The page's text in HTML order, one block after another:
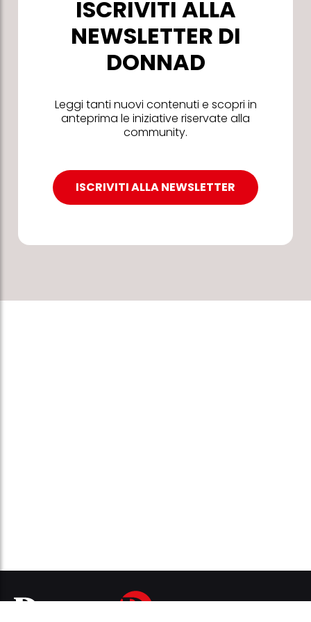
ISCRIVITI ALLA
NEWSLETTER DI
DONNAD
Leggi tanti nuovi contenuti e scopri in
anteprima le iniziative riservate alla
community.
ISCRIVITI ALLA NEWSLETTER